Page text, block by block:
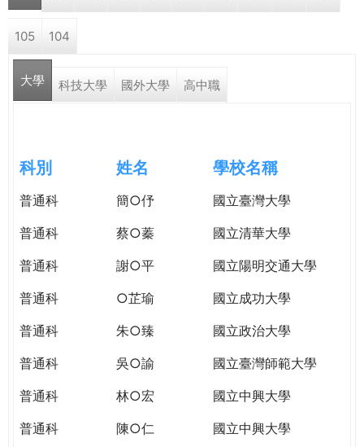
學
格。
a
r
e
e
r
e
105 104
大學 科技大學 國外大學 高中職
科別 姓名 學校名稱
普通科 簡○伃
國立臺灣大學
普通科
蔡○蓁
國立清華大學
普通科
謝○平
國立陽明交通大學
普通科
○芷瑜
國立成功大學
普通科
朱○臻
國立政治大學
普通科
吳○諭
國立臺灣師範大學
普通科
林○宏
國立中興大學
普通科
陳○仁
國立中興大學